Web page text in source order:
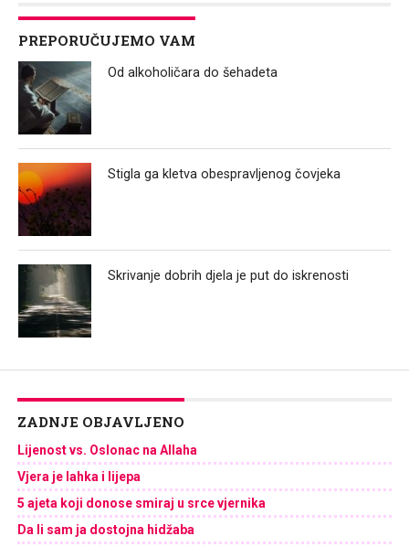
PREPORUČUJEMO VAM
Od alkoholičara do šehadeta
Stigla ga kletva obespravljenog čovjeka
Skrivanje dobrih djela je put do iskrenosti
ZADNJE OBJAVLJENO
Lijenost vs. Oslonac na Allaha
Vjera je lahka i lijepa
5 ajeta koji donose smiraj u srce vjernika
Da li sam ja dostojna hidžaba